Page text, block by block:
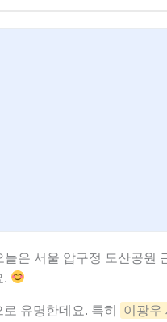
은 서울 압구정 도산공원
.
유명한데요. 특히 이광우